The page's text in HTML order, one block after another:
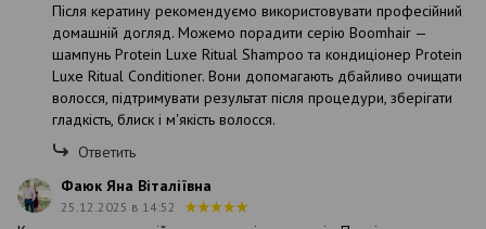
Після кератину рекомендуємо використовувати професійний
домашній догляд. Можемо порадити серію Boomhair —
шампунь Protein Luxe Ritual Shampoo та кондиціонер Protein
Luxe Ritual Conditioner. Вони допомагають дбайливо очищати
волосся, підтримувати результат після процедури, зберігати
гладкість, блиск і м'якість волосся.
Ответить
Фаюк Яна Віталіївна
25.12.2025 в 14:52